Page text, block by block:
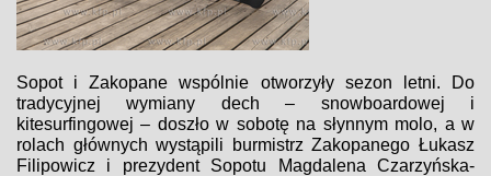
Sopot i Zakopane wspólnie otworzyły sezon letni. Do
tradycyjnej wymiany dech – snowboardowej i
kitesurfingowej – doszło w sobotę na słynnym molo, a w
rolach głównych wystąpili burmistrz Zakopanego Łukasz
Filipowicz i prezydent Sopotu Magdalena Czarzyńska-